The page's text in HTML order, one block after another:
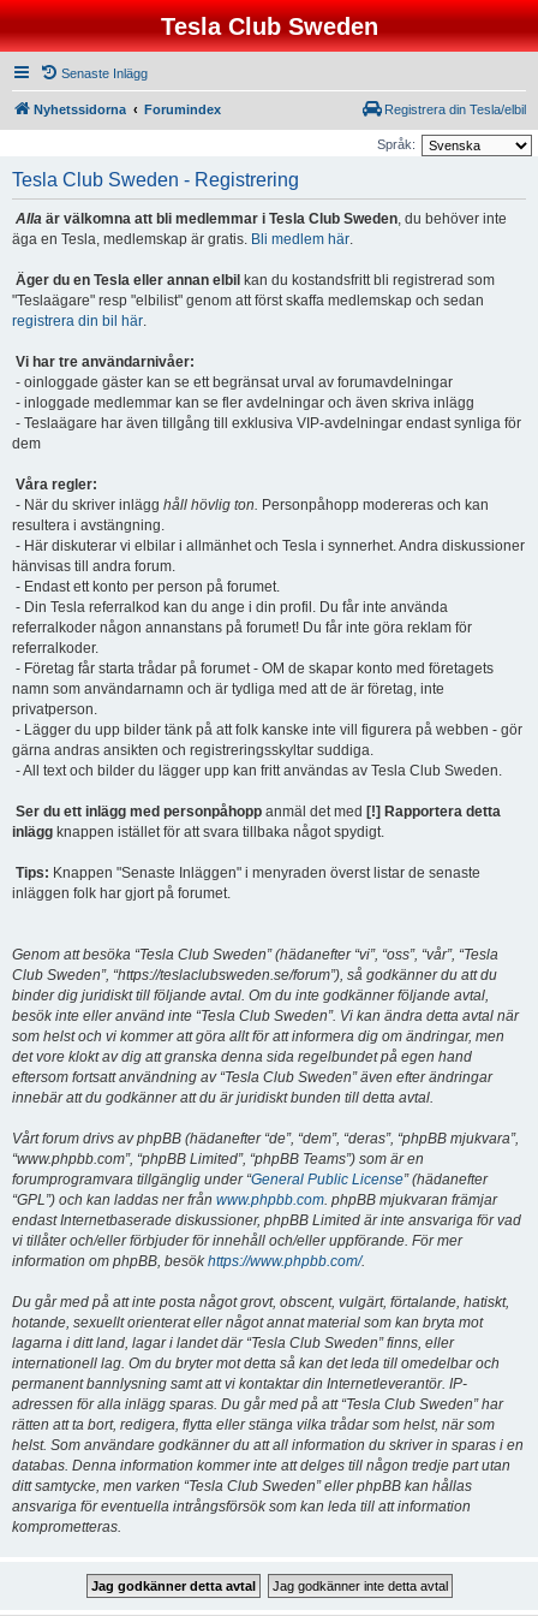
Tesla Club Sweden
Senaste Inlägg
Nyhetssidorna Forumindex Registrera din Tesla/elbil
Språk:
Tesla Club Sweden - Registrering
Alla är välkomna att bli medlemmar i Tesla Club Sweden, du behöver inte
äga en Tesla, medlemskap är gratis. Bli medlem här.
Äger du en Tesla eller annan elbil kan du kostandsfritt bli registrerad som
"Teslaägare" resp "elbilist" genom att först skaffa medlemskap och sedan
registrera din bil här.
Vi har tre användarnivåer:
- oinloggade gäster kan se ett begränsat urval av forumavdelningar
- inloggade medlemmar kan se fler avdelningar och även skriva inlägg
- Teslaägare har även tillgång till exklusiva VIP-avdelningar endast synliga för
dem
Våra regler:
- När du skriver inlägg håll hövlig ton. Personpåhopp modereras och kan
resultera i avstängning.
- Här diskuterar vi elbilar i allmänhet och Tesla i synnerhet. Andra diskussioner
hänvisas till andra forum.
- Endast ett konto per person på forumet.
- Din Tesla referralkod kan du ange i din profil. Du får inte använda
referralkoder någon annanstans på forumet! Du får inte göra reklam för
referralkoder.
- Företag får starta trådar på forumet - OM de skapar konto med företagets
namn som användarnamn och är tydliga med att de är företag, inte
privatperson.
- Lägger du upp bilder tänk på att folk kanske inte vill figurera på webben - gör
gärna andras ansikten och registreringsskyltar suddiga.
- All text och bilder du lägger upp kan fritt användas av Tesla Club Sweden.
Ser du ett inlägg med personpåhopp anmäl det med [!] Rapportera detta
inlägg knappen istället för att svara tillbaka något spydigt.
Tips: Knappen "Senaste Inläggen" i menyraden överst listar de senaste
inläggen folk har gjort på forumet.
Genom att besöka “Tesla Club Sweden” (hädanefter “vi”, “oss”, “vår”, “Tesla
Club Sweden”, “https://teslaclubsweden.se/forum”), så godkänner du att du
binder dig juridiskt till följande avtal. Om du inte godkänner följande avtal,
besök inte eller använd inte “Tesla Club Sweden”. Vi kan ändra detta avtal när
som helst och vi kommer att göra allt för att informera dig om ändringar, men
det vore klokt av dig att granska denna sida regelbundet på egen hand
eftersom fortsatt användning av “Tesla Club Sweden” även efter ändringar
innebär att du godkänner att du är juridiskt bunden till detta avtal.
Vårt forum drivs av phpBB (hädanefter “de”, “dem”, “deras”, “phpBB mjukvara”,
“www.phpbb.com”, “phpBB Limited”, “phpBB Teams”) som är en
forumprogramvara tillgänglig under “General Public License” (hädanefter
“GPL”) och kan laddas ner från www.phpbb.com. phpBB mjukvaran främjar
endast Internetbaserade diskussioner, phpBB Limited är inte ansvariga för vad
vi tillåter och/eller förbjuder för innehåll och/eller uppförande. För mer
information om phpBB, besökhttps://www.phpbb.com/.
Du går med på att inte posta något grovt, obscent, vulgärt, förtalande, hatiskt,
hotande, sexuellt orienterat eller något annat material som kan bryta mot
lagarna i ditt land, lagar i landet där “Tesla Club Sweden” finns, eller
internationell lag. Om du bryter mot detta så kan det leda till omedelbar och
permanent bannlysning samt att vi kontaktar din Internetleverantör. IP-
adressen för alla inlägg sparas. Du går med på att “Tesla Club Sweden” har
rätten att ta bort, redigera, flytta eller stänga vilka trådar som helst, när som
helst. Som användare godkänner du att all information du skriver in sparas i en
databas. Denna information kommer inte att delges till någon tredje part utan
ditt samtycke, men varken “Tesla Club Sweden” eller phpBB kan hållas
ansvariga för eventuella intrångsförsök som kan leda till att information
komprometteras.